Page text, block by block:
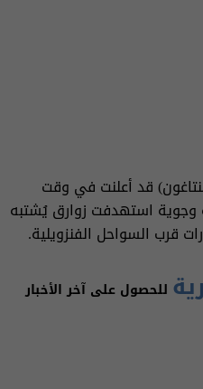
قد أعلنت في وقت
وجوية استهدفت زوارق يُشتبه
قرب السواحل الفنزويلية.
للحصول على آخر الأخبار